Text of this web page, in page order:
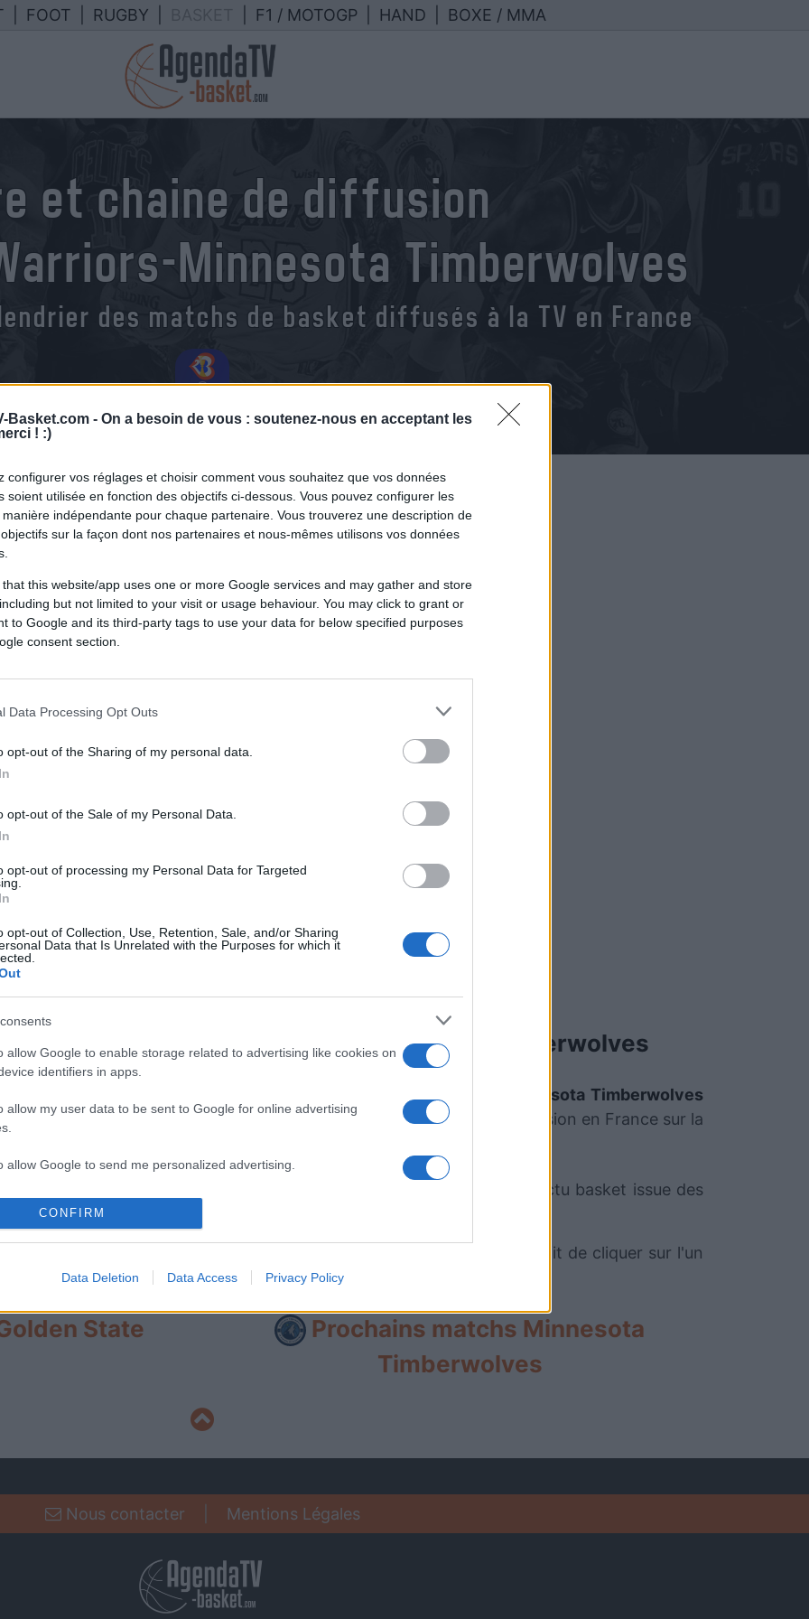
Basket.com - On a besoin de vous : soutenez-nous en acceptant les
! :)
configurer vos réglages et choisir comment vous souhaitez que vos données
soient utilisée en fonction des objectifs ci-dessous. Vous pouvez configurer les
indépendante pour chaque partenaire. Vous trouverez une description de
sur la façon dont nos partenaires et nous-mêmes utilisons vos données
that this website/app uses one or more Google services and may gather and store
but not limited to your visit or usage behaviour. You may click to grant or
to Google and its third-party tags to use your data for below specified purposes
consent section.
Data Processing Opt Outs
opt-out of the Sharing of my personal data.
opt-out of the Sale of my Personal Data.
opt-out of processing my Personal Data for Targeted
opt-out of Collection, Use, Retention, Sale, and/or Sharing
Data that Is Unrelated with the Purposes for which it
allow Google to enable storage related to advertising like cookies on
identifiers in apps.
allow my user data to be sent to Google for online advertising
allow Google to send me personalized advertising.
allow Google to enable storage related to analytics like cookies on
identifiers in apps.
allow Google to enable storage related to personalization.
allow Google to enable storage related to security, including
CONFIRM
Data Deletion Data Access Privacy Policy
FOOT RUGBY F1 / MOTOGP HAND BOXE / MMA
et chaine de diffusion
Minnesota Timberwolves
des matchs de basket diffusés à la TV en France
Mardi 13 mai 2025
Minnesota Timberwolves
équipes
Minnesota Timberwolves
13 mai 2025 à 04h10. Cette rencontre deNBA
sera diffusée à la télévision en France sur la
vous rendre chez notre partenaire RezoSport.com qui sélectionne l'actu basket issue des
classements, calendriers et résultats.
matchs des deux équipes, qu'ils soient diffusés ou non. Il suffit de cliquer sur l'un
State
Prochains matchs Minnesota
Timberwolves
Nous contacter Mentions Légales